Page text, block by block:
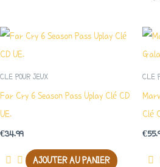
CLE POUR JEUX
Far Cry 6 Season Pass Uplay Clé CD
UE.
€34.99
AJOUTER AU PANIER
CLE
Clé
€